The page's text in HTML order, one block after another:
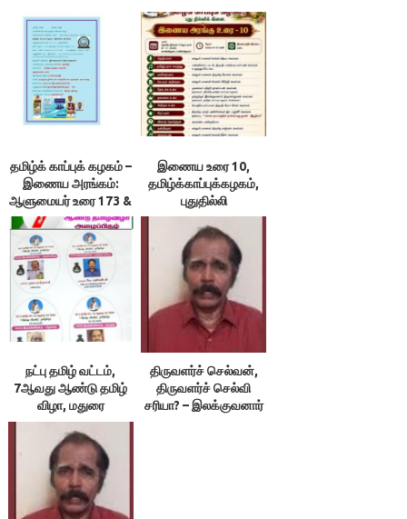
தமிழ்க் காப்புக் கழகம் –
இணைய அரங்கம்:
ஆளுமையர் உரை 173 &
174 ; நூலரங்கம்
இணைய உரை 10,
தமிழ்க்காப்புக்கழகம்,
புதுதில்லி
நட்பு தமிழ் வட்டம்,
7ஆவது ஆண்டு தமிழ்
விழா, மதுரை
திருவளர்ச் செல்வன்,
திருவளர்ச் செல்வி
சரியா? – இலக்குவனார்